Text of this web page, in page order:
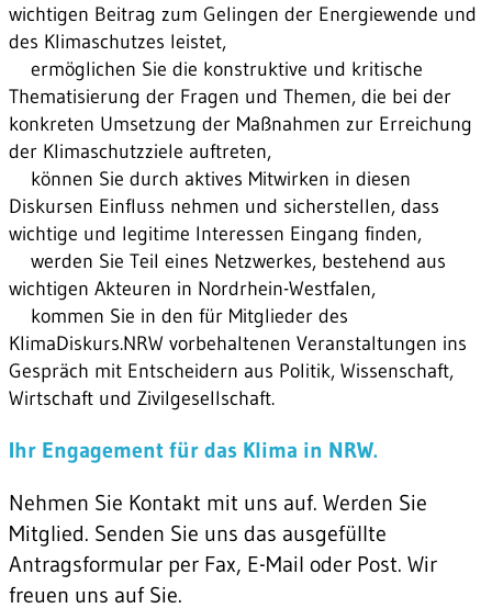
wichtigen Beitrag zum Gelingen der Energiewende und
des Klimaschutzes leistet,
ermöglichen Sie die konstruktive und kritische
Thematisierung der Fragen und Themen, die bei der
konkreten Umsetzung der Maßnahmen zur Erreichung
der Klimaschutzziele auftreten,
können Sie durch aktives Mitwirken in diesen
Diskursen Einfluss nehmen und sicherstellen, dass
wichtige und legitime Interessen Eingang finden,
werden Sie Teil eines Netzwerkes, bestehend aus
wichtigen Akteuren in Nordrhein-Westfalen,
kommen Sie in den für Mitglieder des
KlimaDiskurs.NRW vorbehaltenen Veranstaltungen ins
Gespräch mit Entscheidern aus Politik, Wissenschaft,
Wirtschaft und Zivilgesellschaft.
Ihr Engagement für das Klima in NRW.
Nehmen Sie Kontakt mit uns auf. Werden Sie
Mitglied. Senden Sie uns das ausgefüllte
Antragsformular per Fax, E-Mail oder Post. Wir
freuen uns auf Sie.